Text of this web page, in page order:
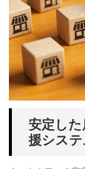
安定し
援シス